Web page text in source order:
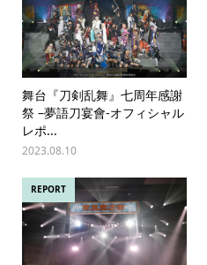
舞台『刀剣乱舞』七周年感謝
祭 –夢語刀宴會-オフィシャル
レポ...
2023.08.10
REPORT